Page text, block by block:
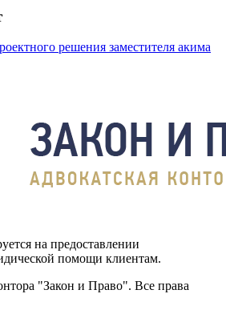
решения заместителя акима
на предоставлении
помощи клиентам.
"Закон и Право". Все права